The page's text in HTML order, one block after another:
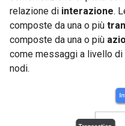
relazione di interazione.
composte da una o più
composte da una o più
come messaggi a livello
nodi.